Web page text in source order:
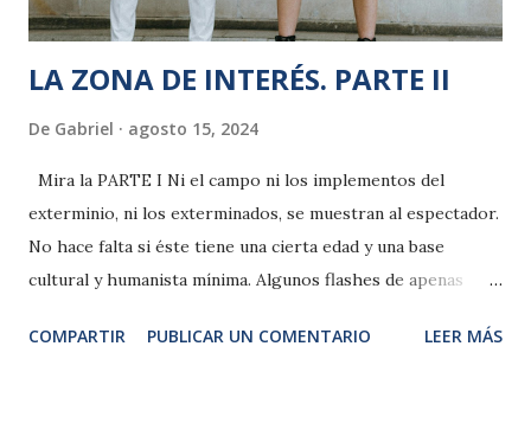
costes, la efici...
LA ZONA DE INTERÉS. PARTE II
De Gabriel agosto 15, 2024
Mira la PARTE I Ni el campo ni los implementos del
exterminio, ni los exterminados, se muestran al espectador.
No hace falta si éste tiene una cierta edad y una base
cultural y humanista mínima. Algunos flashes de apenas
nos cuesta digerir el contraste diabólico entre el paraíso y
COMPARTIR PUBLICAR UN COMENTARIO LEER MÁS